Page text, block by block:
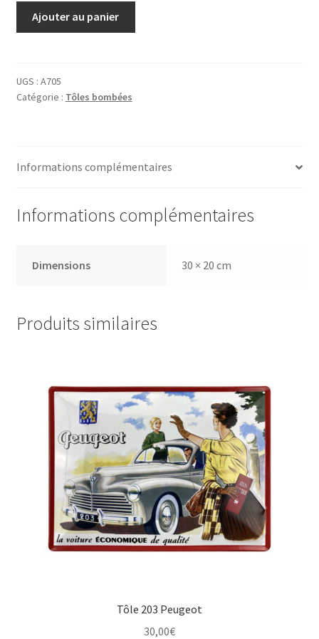
Ajouter au panier
UGS : A705
Catégorie : Tôles bombées
Informations complémentaires
Informations complémentaires
Dimensions 30 × 20 cm
Produits similaires
Tôle 203 Peugeot
30,00€